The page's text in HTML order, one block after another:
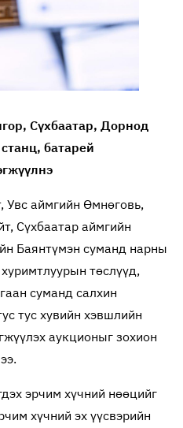
Сүхбаатар, Дорнод
батарей
Увс аймгийн Өмнөговь,
Сүхбаатар аймгийн
Баянтүмэн суманд нарны
төслүүд,
суманд салхин
тус хувийн хэвшлийн
аукционыг зохион
эрчим хүчний нөөцийг
хүчний эх үүсвэрийн